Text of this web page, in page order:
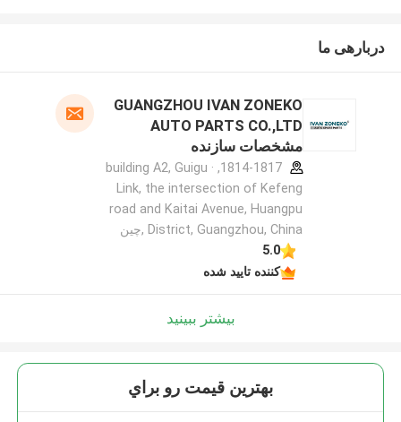
دربارهی ما
GUANGZHOU IVAN ZONEKO
AUTO PARTS CO.,LTD
مشخصات سازنده
1814-1817, building A2, Guigu ·
Link, the intersection of Kefeng
road and Kaitai Avenue, Huangpu
District, Guangzhou, China ,چین
5.0
کننده تایید شده
بیشتر ببینید
بهترين قيمت رو براي